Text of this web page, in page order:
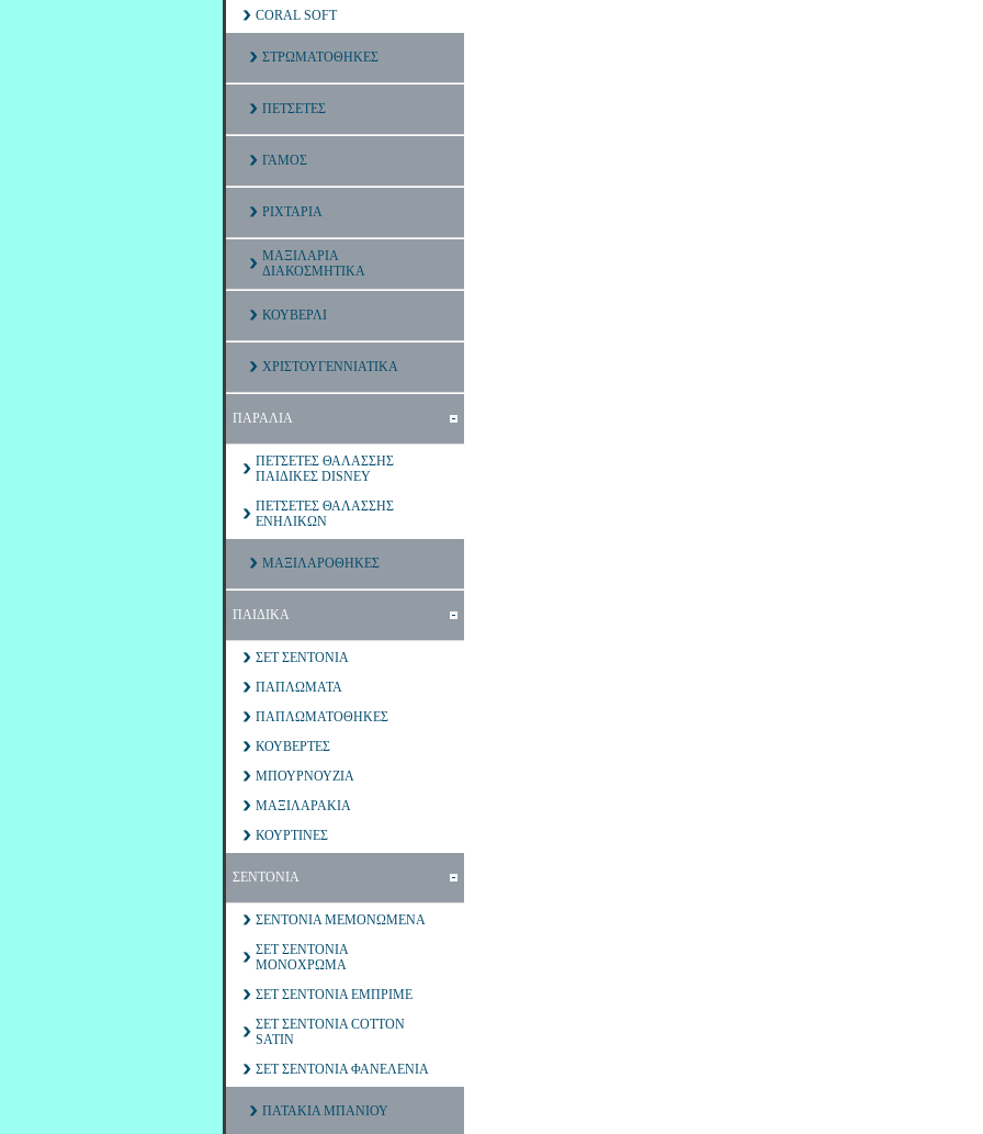
CORAL SOFT
ΣΤΡΩΜΑΤΟΘΗΚΕΣ
ΠΕΤΣΕΤΕΣ
ΓΑΜΟΣ
ΡΙΧΤΑΡΙΑ
ΜΑΞΙΛΑΡΙΑ
ΔΙΑΚΟΣΜΗΤΙΚΑ
ΚΟΥΒΕΡΛΙ
ΧΡΙΣΤΟΥΓΕΝΝΙΑΤΙΚΑ
ΠΑΡΑΛΙΑ
ΠΕΤΣΕΤΕΣ ΘΑΛΑΣΣΗΣ
ΠΑΙΔΙΚΕΣ DISNEY
ΠΕΤΣΕΤΕΣ ΘΑΛΑΣΣΗΣ
ΕΝΗΛΙΚΩΝ
ΜΑΞΙΛΑΡΟΘΗΚΕΣ
ΠΑΙΔΙΚΑ
ΣΕΤ ΣΕΝΤΟΝΙΑ
ΠΑΠΛΩΜΑΤΑ
ΠΑΠΛΩΜΑΤΟΘΗΚΕΣ
ΚΟΥΒΕΡΤΕΣ
ΜΠΟΥΡΝΟΥΖΙΑ
ΜΑΞΙΛΑΡΑΚΙΑ
ΚΟΥΡΤΙΝΕΣ
ΣΕΝΤΟΝΙΑ
ΣΕΝΤΟΝΙΑ ΜΕΜΟΝΩΜΕΝΑ
ΣΕΤ ΣΕΝΤΟΝΙΑ
ΜΟΝΟΧΡΩΜΑ
ΣΕΤ ΣΕΝΤΟΝΙΑ ΕΜΠΡΙΜΕ
ΣΕΤ ΣΕΝΤΟΝΙΑ COTTON
SATIN
ΣΕΤ ΣΕΝΤΟΝΙΑ ΦΑΝΕΛΕΝΙΑ
ΠΑΤΑΚΙΑ ΜΠΑΝΙΟΥ